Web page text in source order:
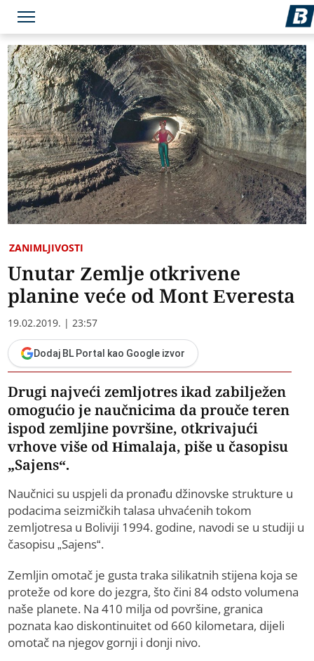
ZANIMLJIVOSTI
Unutar Zemlje otkrivene
planine veće od Mont Everesta
19.02.2019. | 23:57
Dodaj BL Portal kao Google izvor
Drugi najveći zemljotres ikad zabilježen
omogućio je naučnicima da prouče teren
ispod zemljine površine, otkrivajući
vrhove više od Himalaja, piše u časopisu
„Sajens“.
Naučnici su uspjeli da pronađu džinovske strukture u
podacima seizmičkih talasa uhvaćenih tokom
zemljotresa u Boliviji 1994. godine, navodi se u studiji u
časopisu „Sajens“.
Zemljin omotač je gusta traka silikatnih stijena koja se
proteže od kore do jezgra, što čini 84 odsto volumena
naše planete. Na 410 milja od površine, granica
poznata kao diskontinuitet od 660 kilometara, dijeli
omotač na njegov gornji i donji nivo.